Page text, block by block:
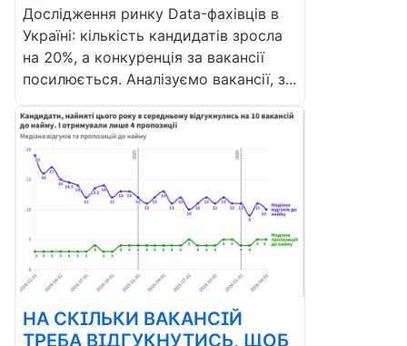
Дослідження ринку Data-фахівців в
Україні: кількість кандидатів зросла
на 20%, а конкуренція за вакансії
посилюється. Аналізуємо вакансії, з...
НА СКІЛЬКИ ВАКАНСІЙ
ТРЕБА ВІДГУКНУТИСЬ, ЩОБ